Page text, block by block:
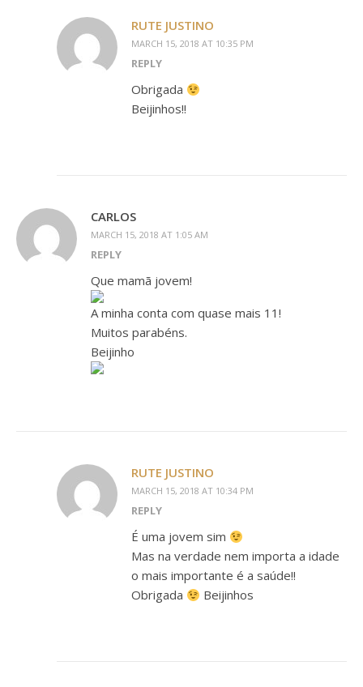
RUTE JUSTINO
MARCH 15, 2018 AT 10:35 PM
REPLY
Obrigada
Beijinhos!!
CARLOS
MARCH 15, 2018 AT 1:05 AM
REPLY
Que mamã jovem!
A minha conta com quase mais 11!
Muitos parabéns.
Beijinho
RUTE JUSTINO
MARCH 15, 2018 AT 10:34 PM
REPLY
É uma jovem sim
Mas na verdade nem importa a idade
o mais importante é a saúde!!
Obrigada
Beijinhos